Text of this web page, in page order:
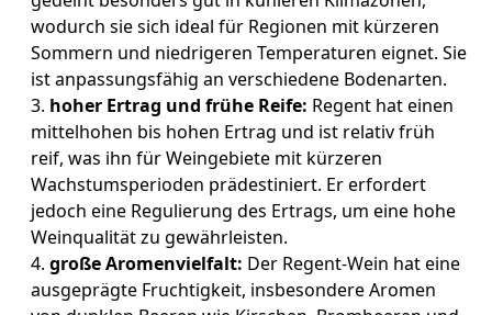
wodurch sie sich ideal für Regionen mit kürzeren
Sommern und niedrigeren Temperaturen eignet. Sie
ist anpassungsfähig an verschiedene Bodenarten.
hoher Ertrag und frühe Reife: Regent hat einen
mittelhohen bis hohen Ertrag und ist relativ früh
reif, was ihn für Weingebiete mit kürzeren
Wachstumsperioden prädestiniert. Er erfordert
jedoch eine Regulierung des Ertrags, um eine hohe
Weinqualität zu gewährleisten.
große Aromenvielfalt: Der Regent-Wein hat eine
ausgeprägte Fruchtigkeit, insbesondere Aromen